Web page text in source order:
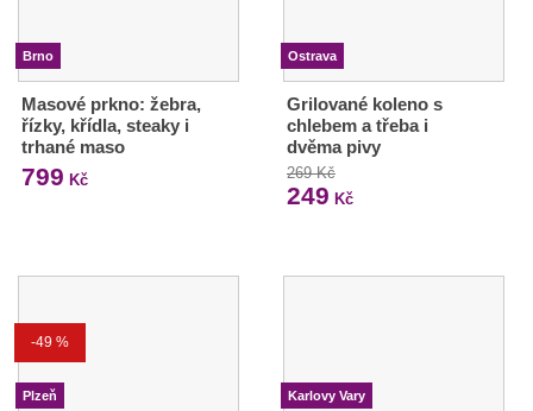
Brno
Masové prkno: žebra,
řízky, křídla, steaky i
trhané maso
799 Kč
Ostrava
Grilované koleno s
chlebem a třeba i
dvěma pivy
269 Kč
249 Kč
-49 %
Plzeň Karlovy Vary